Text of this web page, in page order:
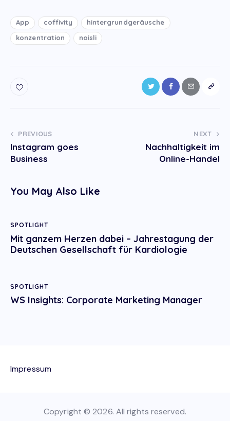
App coffivity
hintergrundgeräusche
konzentration
noisli
Post
navigation
PREVIOUS
Instagram goes
Business
NEXT
Nachhaltigkeit im
Online-Handel
You May Also Like
SPOTLIGHT
Mit ganzem Herzen dabei – Jahrestagung der
Deutschen Gesellschaft für Kardiologie
SPOTLIGHT
WS Insights: Corporate Marketing Manager
Impressum
Copyright © 2026. All rights reserved.